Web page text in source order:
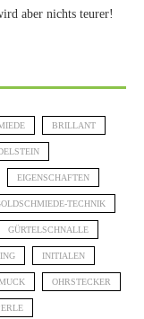
aber nichts teurer!
BRILLANT
EIGENSCHAFTEN
TECHNIK
GÜRTELSCHNALLE
INITIALEN
OHRSTECKER